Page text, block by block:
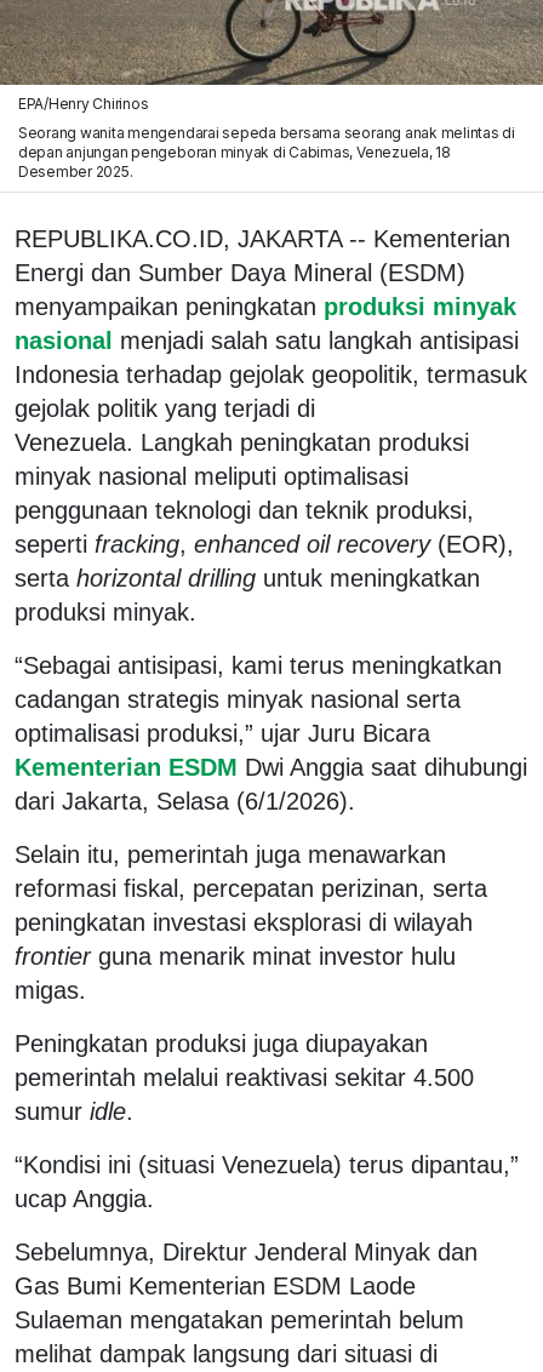
EPA/Henry Chirinos
Seorang wanita mengendarai sepeda bersama seorang anak melintas di
depan anjungan pengeboran minyak di Cabimas, Venezuela, 18
Desember 2025.
REPUBLIKA.CO.ID, JAKARTA -- Kementerian
Energi dan Sumber Daya Mineral (ESDM)
menyampaikan peningkatan produksi minyak
nasional menjadi salah satu langkah antisipasi
Indonesia terhadap gejolak geopolitik, termasuk
gejolak politik yang terjadi di
Venezuela. Langkah peningkatan produksi
minyak nasional meliputi optimalisasi
penggunaan teknologi dan teknik produksi,
seperti fracking, enhanced oil recovery(EOR),
serta horizontal drilling untuk meningkatkan
produksi minyak.
“Sebagai antisipasi, kami terus meningkatkan
cadangan strategis minyak nasional serta
optimalisasi produksi,” ujar Juru Bicara
Kementerian ESDM Dwi Anggia saat dihubungi
dari Jakarta, Selasa (6/1/2026).
Selain itu, pemerintah juga menawarkan
reformasi fiskal, percepatan perizinan, serta
peningkatan investasi eksplorasi di wilayah
frontierguna menarik minat investor hulu
migas.
Peningkatan produksi juga diupayakan
pemerintah melalui reaktivasi sekitar 4.500
sumur idle.
“Kondisi ini (situasi Venezuela) terus dipantau,”
ucap Anggia.
Sebelumnya, Direktur Jenderal Minyak dan
Gas Bumi Kementerian ESDM Laode
Sulaeman mengatakan pemerintah belum
melihat dampak langsung dari situasi di